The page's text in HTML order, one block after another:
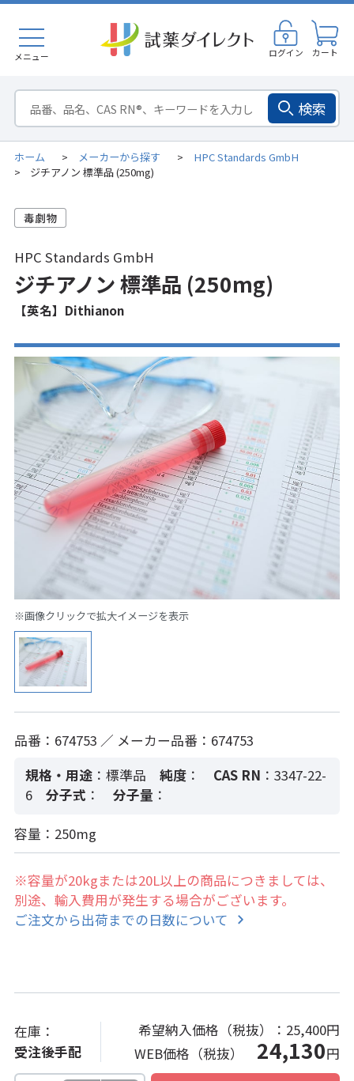
メニュー ログイン カート
検索
ホーム > メーカーから探す > HPC Standards GmbH
> ジチアノン 標準品 (250mg)
HPC Standards GmbH
ジチアノン 標準品 (250mg)
【英名】Dithianon
※画像クリックで拡大イメージを表示
品番：674753 ／ メーカー品番：674753
規格・用途 ：標準品 純度： CAS RN ：3347-22-
6
分子式 ： 分子量 ：
容量：250mg
※容量が20kgまたは20L以上の商品につきましては、
別途、輸入費用が発生する場合がございます。
ご注文から出荷までの日数について
在庫：
受注後手配
希望納入価格（税抜）： 25,400円
WEB価格（税抜） 24,130円